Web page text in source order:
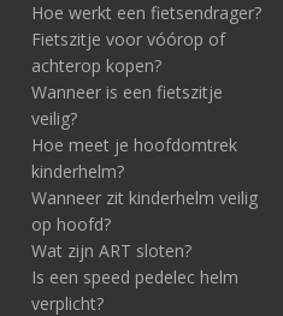
Hoe werkt een fietsendrager?
Fietszitje voor vóórop of
achterop kopen?
Wanneer is een fietszitje
veilig?
Hoe meet je hoofdomtrek
kinderhelm?
Wanneer zit kinderhelm veilig
op hoofd?
Wat zijn ART sloten?
Is een speed pedelec helm
verplicht?